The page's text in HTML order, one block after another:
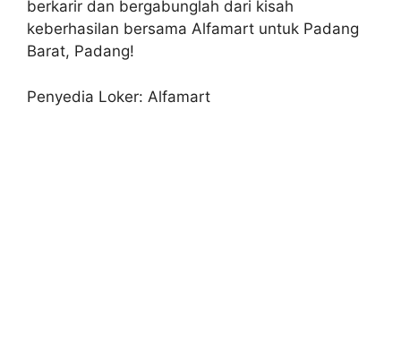
berkarir dan bergabunglah dari kisah
keberhasilan bersama Alfamart untuk Padang
Barat, Padang!
Penyedia Loker: Alfamart